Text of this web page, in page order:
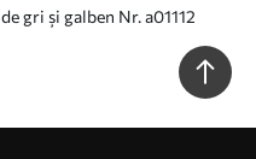
gri și galben Nr. a01112